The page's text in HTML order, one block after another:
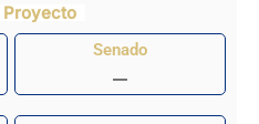
Proyecto
Senado
—